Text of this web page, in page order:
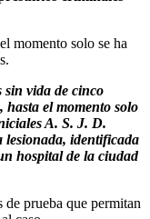
momento solo se ha
sin vida de cinco
hasta el momento solo
A. S. J. D.
lesionada, identificada
hospital de la ciudad
de prueba que permitan